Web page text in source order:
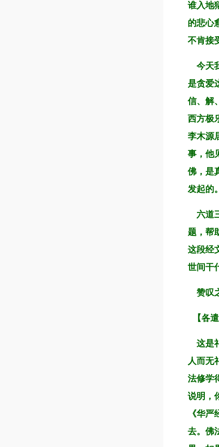
谁入地
的悲心
不肯接
今天
是贪爱
信、解
西方极
李木源
事，他
佛，是
发起的
六道
题，帮
这段经
世间干
赞叹
【各
这是
人而无
法修学
说明，
《华
去。佛